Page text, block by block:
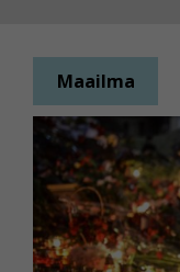
Maailma